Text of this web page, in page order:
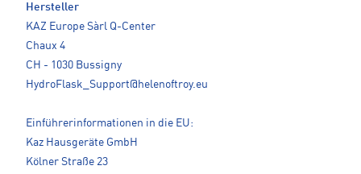
Hersteller
KAZ Europe Sàrl Q-Center
Chaux 4
CH - 1030 Bussigny
HydroFlask_Support@helenoftroy.eu
Einführerinformationen in die EU:
Kaz Hausgeräte GmbH
Kölner Straße 23